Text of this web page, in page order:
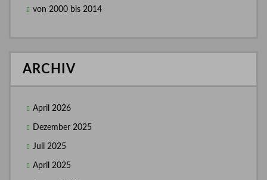
von 2000 bis 2014
ARCHIV
April 2026
Dezember 2025
Juli 2025
April 2025